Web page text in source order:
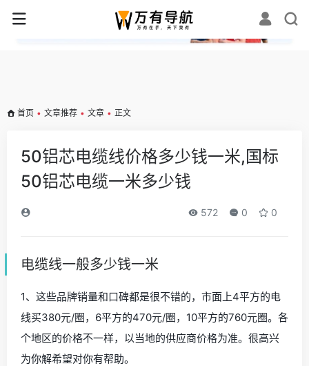
✕
首页 • 文章推荐 • 文章 • 正文
50铝芯电缆线价格多少钱一米,国标
50铝芯电缆一米多少钱
572 0 0
电缆线一般多少钱一米
1、这些品牌销量和口碑都是很不错的，市面上4平方的电
线买380元/圈，6平方的470元/圈，10平方的760元圈。各
个地区的价格不一样，以当地的供应商价格为准。很高兴
为你解希望对你有帮助。